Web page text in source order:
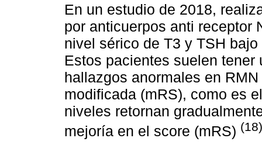
En un estudio de 2018,
por anticuerpos anti receptor
nivel sérico de T3 y TSH
Estos pacientes suelen
hallazgos anormales en
modificada (mRS), como es
niveles retornan
mejoría en el score (mRS)